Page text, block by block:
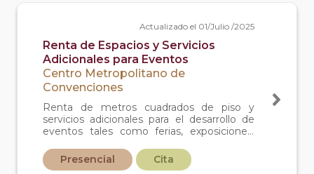
Actualizado el 01/Julio /2025
Renta de Espacios y Servicios
Adicionales para Eventos
Centro Metropolitano de
Convenciones
Renta de metros cuadrados de piso y
servicios adicionales para el desarrollo de
eventos tales como ferias, exposiciones,
convenciones y demás eventos análogos.
Así mismo se brindan servicios adicionales
Presencial Cita